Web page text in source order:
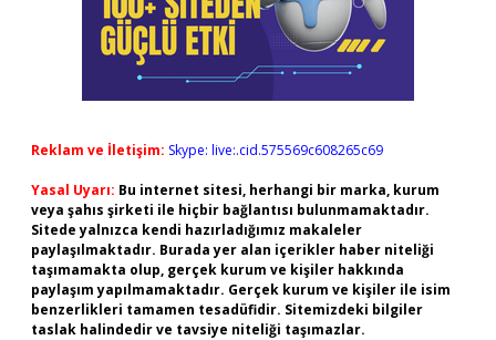
Reklam ve İletişim: Skype: live:.cid.575569c608265c69
Yasal Uyarı: Bu internet sitesi, herhangi bir marka, kurum
veya şahıs şirketi ile hiçbir bağlantısı bulunmamaktadır.
Sitede yalnızca kendi hazırladığımız makaleler
paylaşılmaktadır. Burada yer alan içerikler haber niteliği
taşımamakta olup, gerçek kurum ve kişiler hakkında
paylaşım yapılmamaktadır. Gerçek kurum ve kişiler ile isim
benzerlikleri tamamen tesadüfidir. Sitemizdeki bilgiler
taslak halindedir ve tavsiye niteliği taşımazlar.